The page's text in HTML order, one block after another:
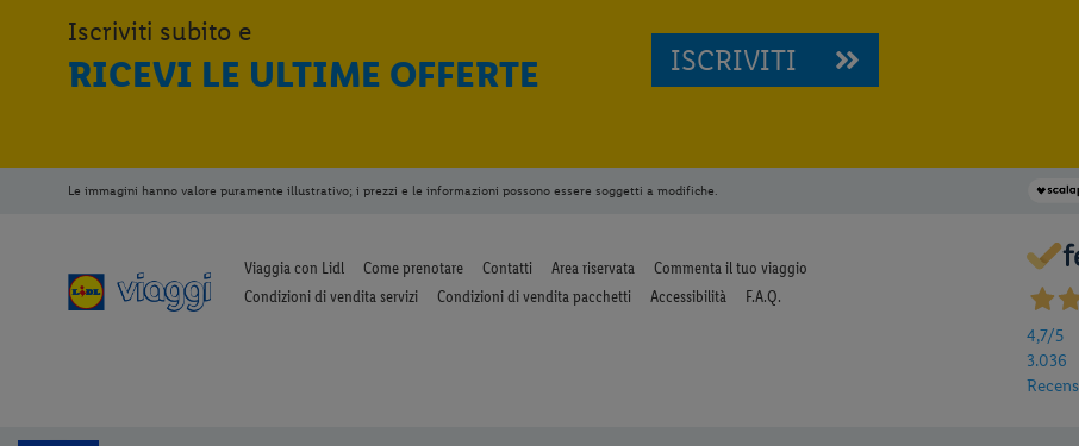
Iscriviti subito e
RICEVI LE ULTIME OFFERTE ISCRIVITI
Le immagini hanno valore puramente illustrativo; i prezzi e le informazioni possono essere soggetti a modifiche.
Viaggia con Lidl Come prenotare Contatti Area riservata
Commenta il tuo viaggio
Condizioni di vendita servizi
Condizioni di vendita pacchetti Accessibilità F.A.Q.
4,7/5
3.036